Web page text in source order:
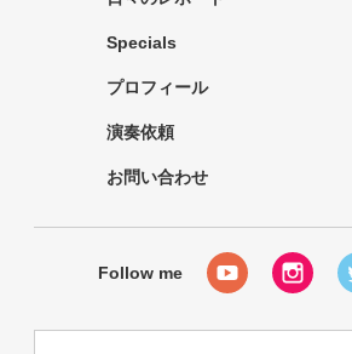
Specials
プロフィール
演奏依頼
お問い合わせ